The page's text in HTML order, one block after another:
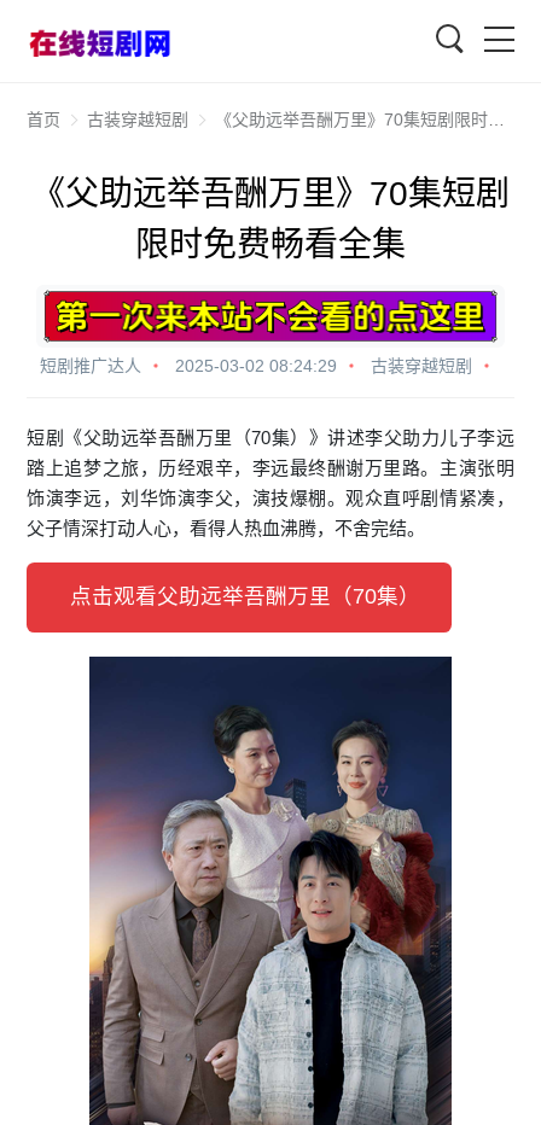
首页 古装穿越短剧 《父助远举吾酬万里》70集短剧限时免费畅看全集
《父助远举吾酬万里》70集短剧
限时免费畅看全集
短剧推广达人 2025-03-02 08:24:29 古装穿越短剧
短剧《父助远举吾酬万里（70集）》讲述李父助力儿子李远
踏上追梦之旅，历经艰辛，李远最终酬谢万里路。主演张明
饰演李远，刘华饰演李父，演技爆棚。观众直呼剧情紧凑，
父子情深打动人心，看得人热血沸腾，不舍完结。
点击观看父助远举吾酬万里（70集）